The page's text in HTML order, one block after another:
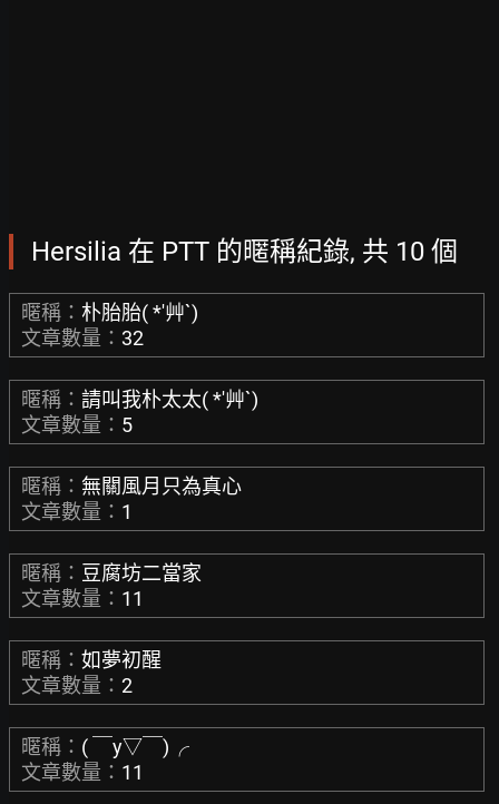
Hersilia 在 PTT 的暱稱紀錄, 共 10 個
暱稱： 朴胎胎( *′艸`)
文章數量： 32
暱稱： 請叫我朴太太( *′艸`)
文章數量： 5
暱稱： 無關風月只為真心
文章數量： 1
暱稱： 豆腐坊二當家
文章數量： 11
暱稱： 如夢初醒
文章數量： 2
暱稱： ( ￣y▽￣)╭
文章數量： 11